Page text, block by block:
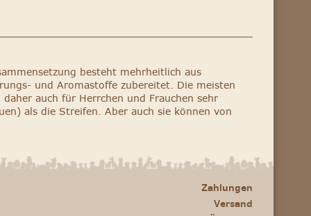
besteht mehrheitlich aus
und Aromastoffe zubereitet. Die meisten
auch für Herrchen und Frauchen sehr
als die Streifen. Aber auch sie können von
Zahlungen
Versand